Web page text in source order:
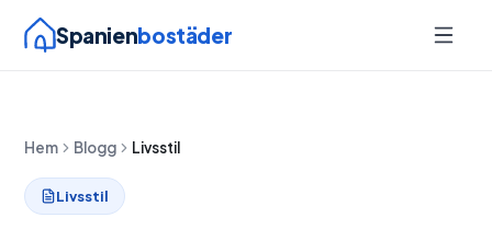
Spanienbostäder
Hem Blogg Livsstil
Livsstil